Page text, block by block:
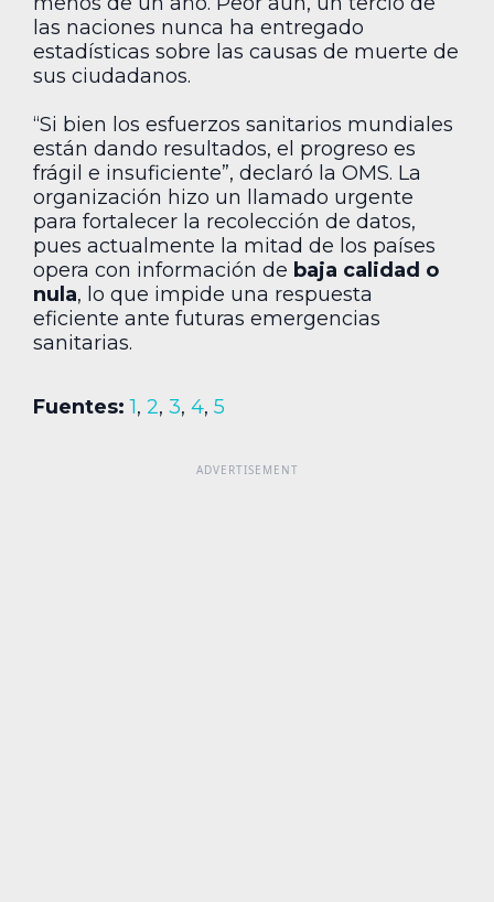
las naciones nunca ha entregado
estadísticas sobre las causas de muerte de
sus ciudadanos.
“Si bien los esfuerzos sanitarios mundiales
están dando resultados, el progreso es
frágil e insuficiente”, declaró la OMS. La
organización hizo un llamado urgente
para fortalecer la recolección de datos,
pues actualmente la mitad de los países
opera con información de baja calidad o
nula, lo que impide una respuesta
eficiente ante futuras emergencias
sanitarias.
Fuentes: 1, 2, 3, 4, 5